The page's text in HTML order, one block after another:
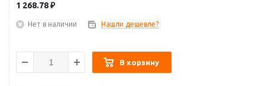
1 268.78₽
Нет в наличии Нашли дешевле?
В корзину